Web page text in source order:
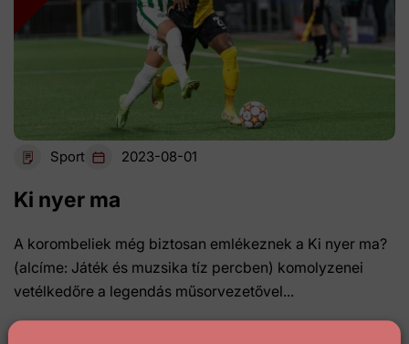
Sport 2023-08-01
Ki nyer ma
A korombeliek még biztosan emlékeznek a Ki nyer ma?
(alcíme: Játék és muzsika tíz percben) komolyzenei
vetélkedőre a legendás műsorvezetővel...